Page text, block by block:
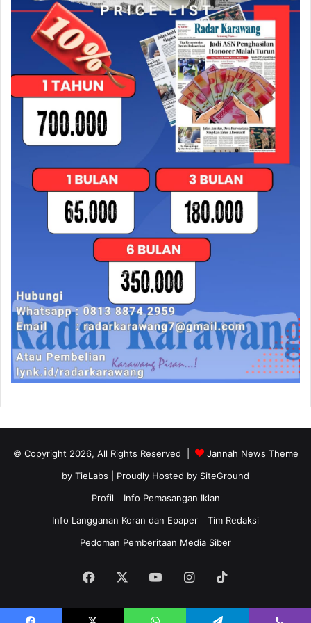
© Copyright 2026, All Rights Reserved |
Jannah News Theme
by TieLabs | Proudly Hosted by SiteGround
Profil
Info Pemasangan Iklan
Info Langganan Koran dan Epaper
Tim Redaksi
Pedoman Pemberitaan Media Siber
Facebook YouTubeInstagram